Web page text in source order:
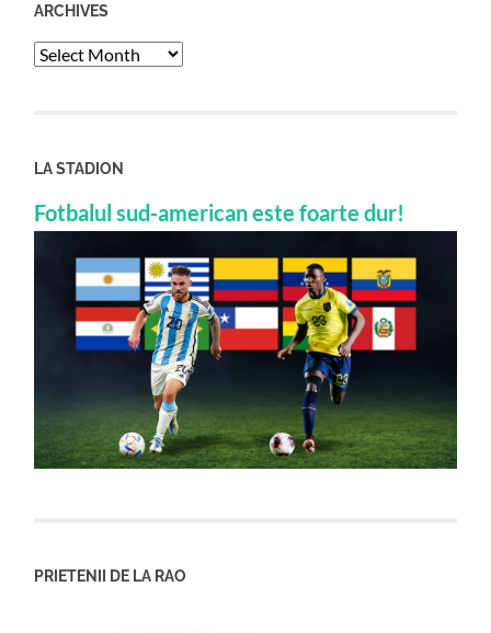
ARCHIVES
Archives
LA STADION
Fotbalul sud-american este foarte dur!
PRIETENII DE LA RAO